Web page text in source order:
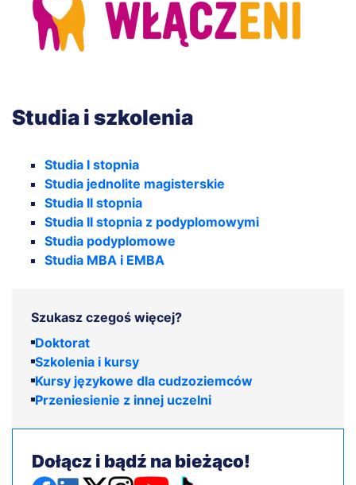
Studia i szkolenia
Studia I stopnia
Studia jednolite magisterskie
Studia II stopnia
Studia II stopnia z podyplomowymi
Studia podyplomowe
Studia MBA i EMBA
Szukasz czegoś więcej?
Doktorat
Szkolenia i kursy
Kursy językowe dla cudzoziemców
Przeniesienie z innej uczelni
Dołącz i bądź na bieżąco!